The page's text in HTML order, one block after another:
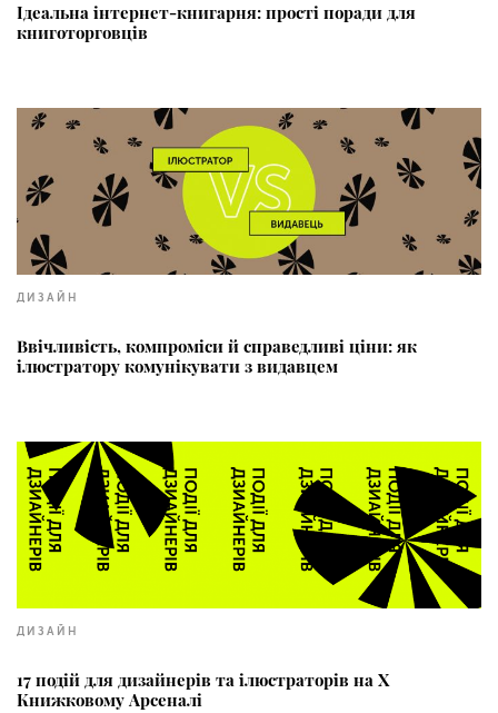
Ідеальна інтернет-книгарня: прості поради для
книготорговців
ДИЗАЙН
Ввічливість, компроміси й справедливі ціни: як
ілюстратору комунікувати з видавцем
ДИЗАЙН
17 подій для дизайнерів та ілюстраторів на X
Книжковому Арсеналі